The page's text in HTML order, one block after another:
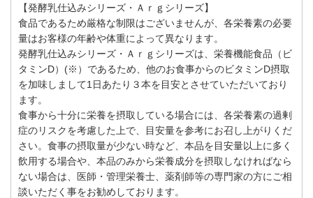
【発酵乳仕込みシリーズ・Ａｒｇシリーズ】
食品であるため厳格な制限はございませんが、各栄養素の必要
量はお客様の年齢や体重によって異なります。
発酵乳仕込みシリーズ・Ａｒｇシリーズは、栄養機能食品（ビ
タミンD）(※）であるため、他のお食事からのビタミンD摂取
を加味しまして1日あたり３本を目安とさせていただいており
ます。
食事から十分に栄養を摂取している場合には、各栄養素の過剰
症のリスクを考慮した上で、目安量を参考にお召し上がりくだ
さい。食事の摂取量が少ない時など、本品を目安量以上に多く
飲用する場合や、本品のみから栄養成分を摂取しなければなら
ない場合は、医師・管理栄養士、薬剤師等の専門家の方にご相
談いただく事をお勧めしております。